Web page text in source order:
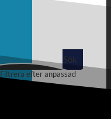
Sök
Filtrera efter anpassad
inläggstyp